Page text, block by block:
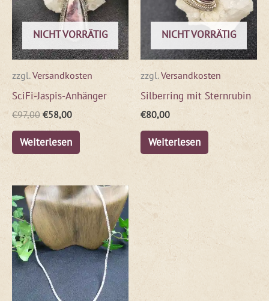
NICHT VORRÄTIG
zzgl.Versandkosten
SciFi-Jaspis-Anhänger
€97,00 €58,00
Weiterlesen
NICHT VORRÄTIG
zzgl.Versandkosten
Silberring mit Sternrubin
€80,00
Weiterlesen